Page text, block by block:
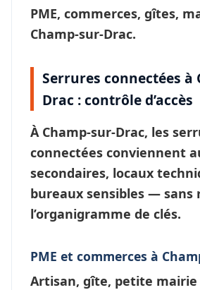
PME, commerces, gîtes,
Champ-sur-Drac.
Serrures connectées à
Drac : contrôle d’accès
À Champ-sur-Drac, les
connectées conviennent
secondaires, locaux
bureaux sensibles —
l’organigramme de clés.
PME et commerces à
Artisan, gîte, petite mairie